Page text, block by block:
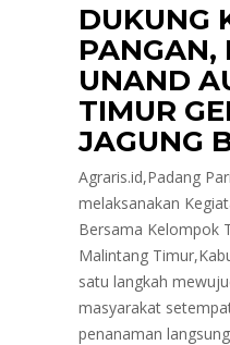
DUKUNG
PANGAN,
UNAND
TIMUR
JAGUNG
Agraris.id,Padang
melaksanakan
Bersama Kelompok
Malintang
satu langkah
masyarakat
penanaman